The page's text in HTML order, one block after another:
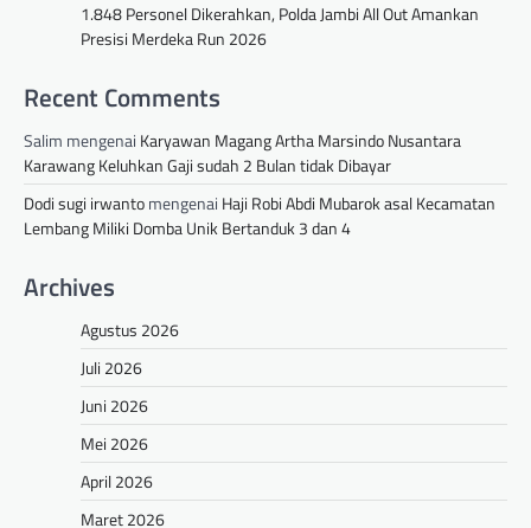
1.848 Personel Dikerahkan, Polda Jambi All Out Amankan
Presisi Merdeka Run 2026
Recent Comments
Salim mengenai Karyawan Magang Artha Marsindo Nusantara
Karawang Keluhkan Gaji sudah 2 Bulan tidak Dibayar
Dodi sugi irwantomengenai Haji Robi Abdi Mubarok asal Kecamatan
Lembang Miliki Domba Unik Bertanduk 3 dan 4
Archives
Agustus 2026
Juli 2026
Juni 2026
Mei 2026
April 2026
Maret 2026